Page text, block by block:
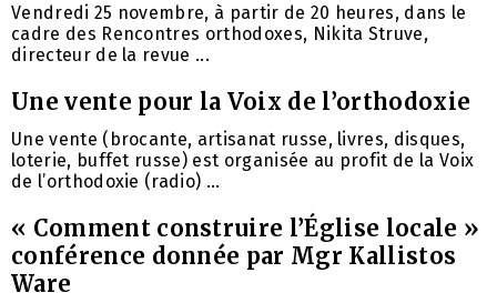
Vendredi 25 novembre, à partir de 20 heures, dans le
cadre des Rencontres orthodoxes, Nikita Struve,
directeur de la revue ...
Une vente pour la Voix de l’orthodoxie
Une vente (brocante, artisanat russe, livres, disques,
loterie, buffet russe) est organisée au profit de la Voix
de l’orthodoxie (radio) ...
« Comment construire l’Église locale »
conférence donnée par Mgr Kallistos
Ware